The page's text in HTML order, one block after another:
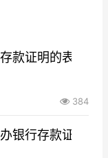
款证明的表达方
384
银行存款证明注